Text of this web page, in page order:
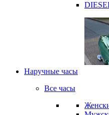
Наручные часы
Все часы